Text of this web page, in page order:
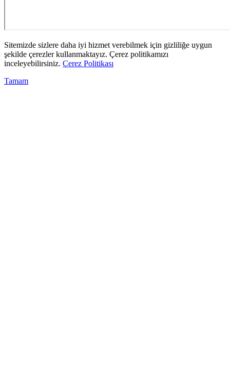
Sitemizde sizlere daha iyi hizmet verebilmek için gizliliğe uygun
şekilde çerezler kullanmaktayız. Çerez politikamızı
inceleyebilirsiniz. Çerez Politikası
Tamam